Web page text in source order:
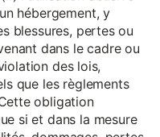
hébergement, y
blessures, pertes ou
dans le cadre ou
des lois,
que les règlements
obligation
si et dans la mesure